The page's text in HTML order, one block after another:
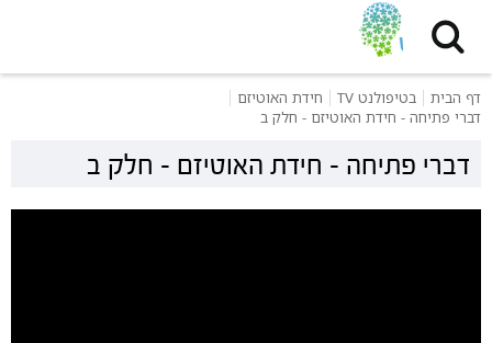
דף הבית בטיפולנט TV
חידת האוטיזם
דברי פתיחה - חידת האוטיזם - חלק ב
דברי פתיחה - חידת האוטיזם - חלק ב